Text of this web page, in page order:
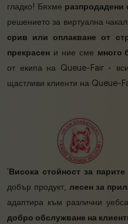
гладко! Бяхме разпродадени
решението за виртуална
срив или оплакване от
прекрасен и ние сме много
от екипа на Queue-Fair -
щастливи клиенти на Queue-
‘Висока стойност за парите
добър продукт, лесен за
адаптира към различни
добро обслужване на